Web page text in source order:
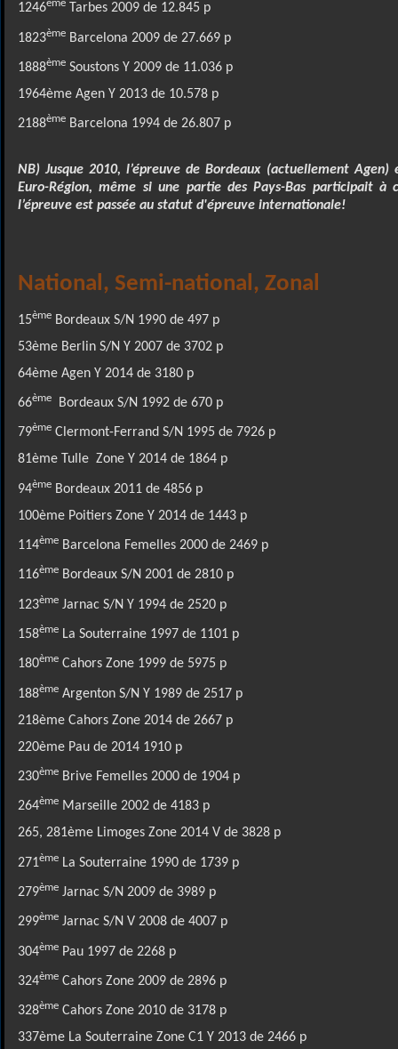
1246ème Tarbes 2009 de 12.845 p
1823ème Barcelona 2009 de 27.669 p
1888ème Soustons Y 2009 de 11.036 p
1964ème Agen Y 2013 de 10.578 p
2188ème Barcelona 1994 de 26.807 p
NB) Jusque 2010, l’épreuve de Bordeaux (actuellement
Euro-Région, même si une partie des Pays-Bas participait à
l’épreuve est passée au statut d'épreuve internationale!
National, Semi-national, Zonal
15ème Bordeaux S/N 1990 de 497 p
53ème Berlin S/N Y 2007 de 3702 p
64ème Agen Y 2014 de 3180 p
66ème Bordeaux S/N 1992 de 670 p
79ème Clermont-Ferrand S/N 1995 de 7926 p
81ème Tulle Zone Y 2014 de 1864 p
94ème Bordeaux 2011 de 4856 p
100ème Poitiers Zone Y 2014 de 1443 p
114ème Barcelona Femelles 2000 de 2469 p
116ème Bordeaux S/N 2001 de 2810 p
123ème Jarnac S/N Y 1994 de 2520 p
158ème La Souterraine 1997 de 1101 p
180ème Cahors Zone 1999 de 5975 p
188ème Argenton S/N Y 1989 de 2517 p
218ème Cahors Zone 2014 de 2667 p
220ème Pau de 2014 1910 p
230ème Brive Femelles 2000 de 1904 p
264ème Marseille 2002 de 4183 p
265, 281ème Limoges Zone 2014 V de 3828 p
271ème La Souterraine 1990 de 1739 p
279ème Jarnac S/N 2009 de 3989 p
299ème Jarnac S/N V 2008 de 4007 p
304ème Pau 1997 de 2268 p
324ème Cahors Zone 2009 de 2896 p
328ème Cahors Zone 2010 de 3178 p
337ème La Souterraine Zone C1 Y 2013 de 2466 p